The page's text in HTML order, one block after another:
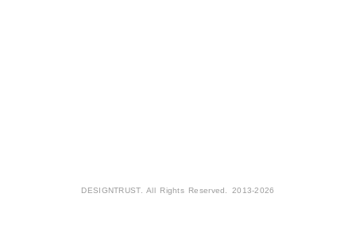
DESIGNTRUST. All Rights Reserved. 2013-2026